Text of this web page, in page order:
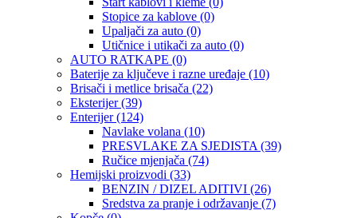
Stopice za kablove (0)
Upaljači za auto (0)
Utičnice i utikači za auto (0)
AUTO RATKAPE (0)
Baterije za ključeve i razne uređaje (10)
Brisači i metlice brisača (22)
Eksterijer(39)
Enterijer(124)
Navlake volana (10)
PRESVLAKE ZA SJEDISTA (39)
Ručice mjenjača (74)
Hemijski proizvodi (33)
BENZIN / DIZEL ADITIVI (26)
Sredstva za pranje i održavanje (7)